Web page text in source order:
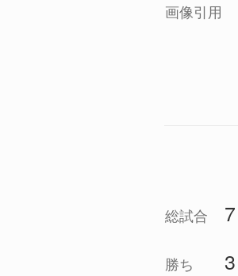
画像引用
総試合 7
勝ち 3